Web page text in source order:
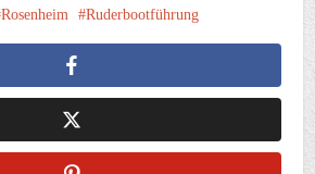
Rosenheim Ruderbootführung